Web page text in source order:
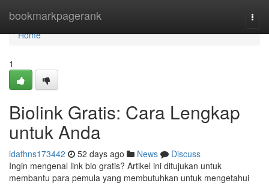
bookmarkpagerank
Home
Home
1
Biolink Gratis: Cara Lengkap
untuk Anda
idafhns173442 52 days ago News
Discuss
Ingin mengenal link bio gratis? Artikel ini ditujukan untuk
membantu para pemula yang membutuhkan untuk mengetahui